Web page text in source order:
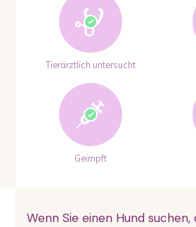
Tierärztlich untersucht
Geimpft
Wenn Sie einen Hund suchen,